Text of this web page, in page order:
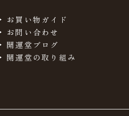
お買い物ガイド
お問い合わせ
開運堂ブログ
開運堂の取り組み